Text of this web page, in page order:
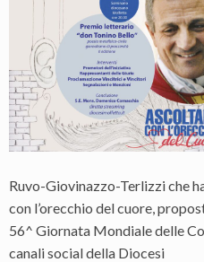
Ruvo-Giovinazzo-Terlizzi che
con l’orecchio del cuore,
56^ Giornata Mondiale delle
canali social della Diocesi